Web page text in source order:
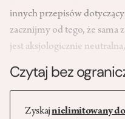
innych przepisów
zacznijmy od tego, że sama
jest aksjo­logicznie
Czytaj bez
Zyskajnielimitowany